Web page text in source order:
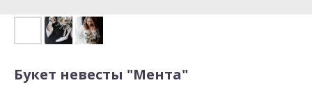
Букет невесты "Мента"